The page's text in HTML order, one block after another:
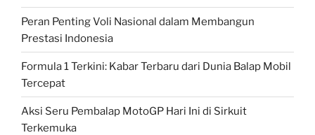
Peran Penting Voli Nasional dalam Membangun
Prestasi Indonesia
Formula 1 Terkini: Kabar Terbaru dari Dunia Balap Mobil
Tercepat
Aksi Seru Pembalap MotoGP Hari Ini di Sirkuit
Terkemuka